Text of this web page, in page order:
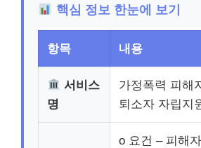
핵심 정보 한눈에 보기
항목 내용
서비스
명
가정폭력 피해
퇴소자 자립지
o 요건 – 피해